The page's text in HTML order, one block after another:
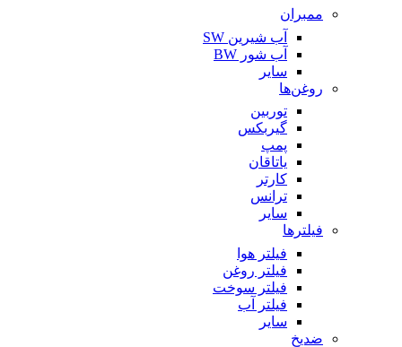
ممبران
آب شیرین SW
آب شور BW
سایر
روغن‌ها
توربین
گیربکس
پمپ
یاتاقان
کارتر
ترانس
سایر
فیلترها
فیلتر هوا
فیلتر روغن
فیلتر سوخت
فیلتر آب
سایر
ضدیخ